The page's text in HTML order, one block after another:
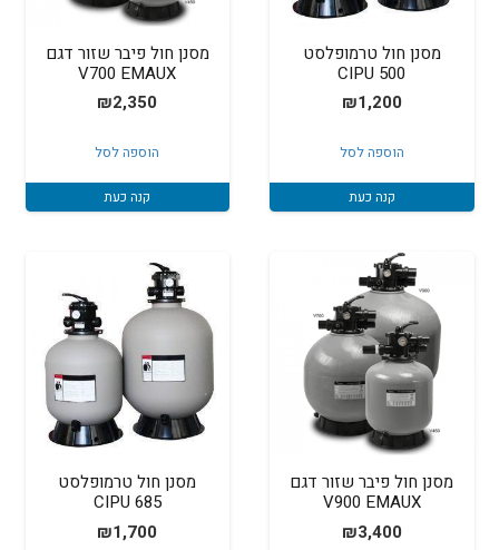
מסנן חול טרמופלסט
500 CIPU
₪1,200
הוספה לסל
קנה כעת
מסנן חול פיבר שזור דגם
V700 EMAUX
₪2,350
הוספה לסל
קנה כעת
מסנן חול פיבר שזור דגם
V900 EMAUX
₪3,400
מסנן חול טרמופלסט
685 CIPU
₪1,700